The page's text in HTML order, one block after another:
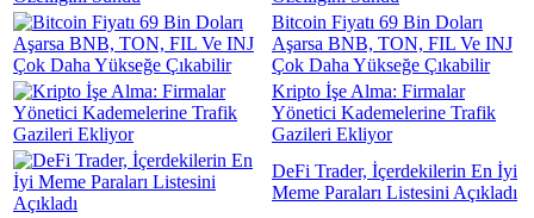
Bitcoin Fiyatı 69 Bin Doları
Aşarsa BNB, TON, FIL Ve INJ
Çok Daha Yükseğe Çıkabilir
Kripto İşe Alma: Firmalar
Yönetici Kademelerine Trafik
Gazileri Ekliyor
DeFi Trader, İçerdekilerin En İyi
Meme Paraları Listesini Açıkladı